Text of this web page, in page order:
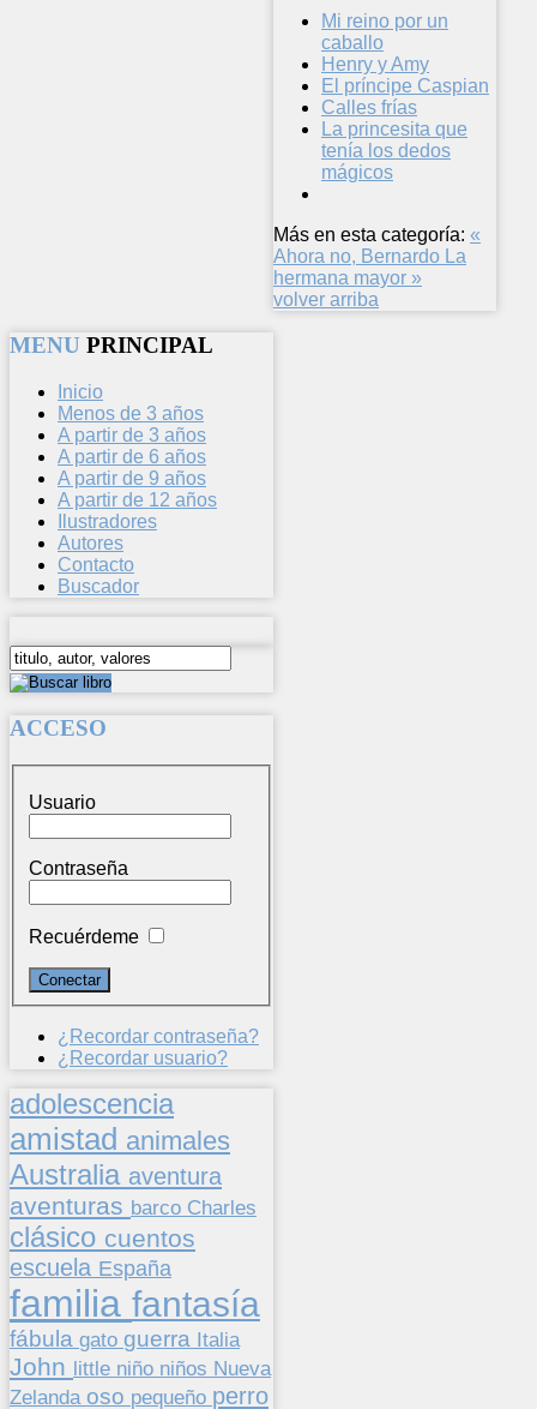
Mi reino por un
caballo
Henry y Amy
El príncipe Caspian
Calles frías
La princesita que
tenía los dedos
mágicos
Más en esta categoría: «
Ahora no, Bernardo La
hermana mayor »
volver arriba
MENU PRINCIPAL
Inicio
Menos de 3 años
A partir de 3 años
A partir de 6 años
A partir de 9 años
A partir de 12 años
Ilustradores
Autores
Contacto
Buscador
ACCESO
Usuario
Contraseña
Recuérdeme
¿Recordar contraseña?
¿Recordar usuario?
adolescencia
amistad animales
Australia aventura
aventuras barco Charles
clásico cuentos
escuela España
familia fantasía
fábula gato guerra Italia
John little niño niños Nueva
Zelanda oso pequeño perro